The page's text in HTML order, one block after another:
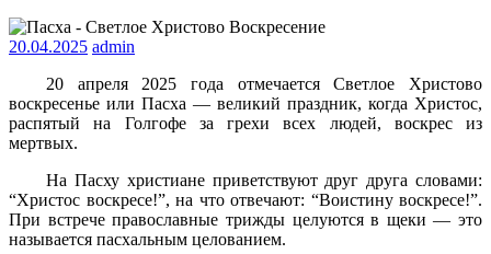
20.04.2025 admin
20 апреля 2025 года отмечается Светлое Христово
воскресенье или Пасха — великий праздник, когда Христос,
распятый на Голгофе за грехи всех людей, воскрес из
мертвых.
На Пасху христиане приветствуют друг друга словами:
“Христос воскресе!”, на что отвечают: “Воистину воскресе!”.
При встрече православные трижды целуются в щеки — это
называется пасхальным целованием.